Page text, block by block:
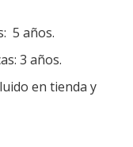
5 años.
3 años.
en tienda y